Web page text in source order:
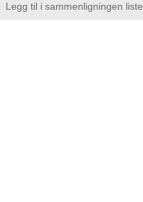
Legg til i sammenligningen liste